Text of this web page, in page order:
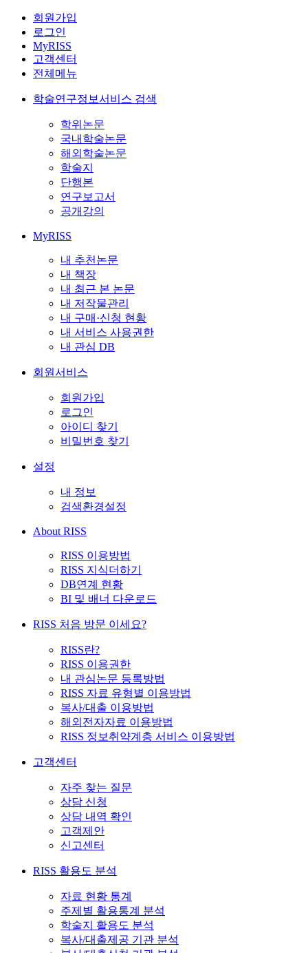
회원가입
로그인
MyRISS
고객센터
전체메뉴
학술연구정보서비스 검색
학위논문
국내학술논문
해외학술논문
학술지
단행본
연구보고서
공개강의
MyRISS
내 추천논문
내 책장
내 최근 본 논문
내 저작물관리
내 구매·신청 현황
내 서비스 사용권한
내 관심 DB
회원서비스
회원가입
로그인
아이디 찾기
비밀번호 찾기
설정
내 정보
검색환경설정
About RISS
RISS 이용방법
RISS 지식더하기
DB연계 현황
BI 및 배너 다운로드
RISS 처음 방문 이세요?
RISS란?
RISS 이용권한
내 관심논문 등록방법
RISS 자료 유형별 이용방법
복사/대출 이용방법
해외전자자료 이용방법
RISS 정보취약계층 서비스 이용방법
고객센터
자주 찾는 질문
상담 신청
상담 내역 확인
고객제안
신고센터
RISS 활용도 분석
자료 현황 통계
주제별 활용통계 분석
학술지 활용도 분석
복사/대출제공 기관 분석